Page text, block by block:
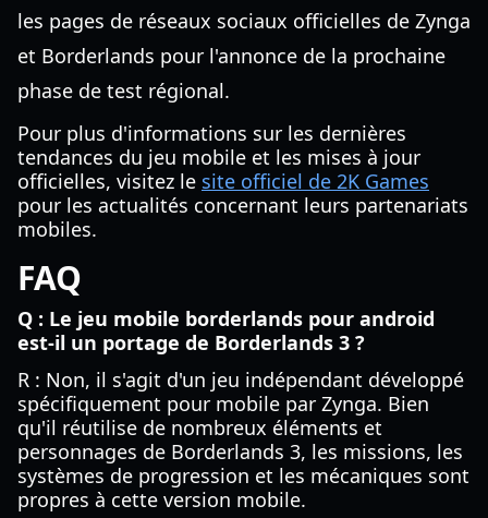
les pages de réseaux sociaux officielles de Zynga
et Borderlands pour l'annonce de la prochaine
phase de test régional.
Pour plus d'informations sur les dernières
tendances du jeu mobile et les mises à jour
officielles, visitez le site officiel de 2K Games
pour les actualités concernant leurs partenariats
mobiles.
FAQ
Q : Le jeu mobile borderlands pour android
est-il un portage de Borderlands 3 ?
R : Non, il s'agit d'un jeu indépendant développé
spécifiquement pour mobile par Zynga. Bien
qu'il réutilise de nombreux éléments et
personnages de Borderlands 3, les missions, les
systèmes de progression et les mécaniques sont
propres à cette version mobile.